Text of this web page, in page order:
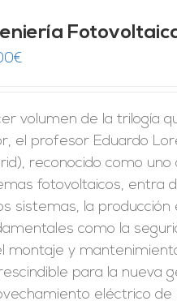
€
volumen de la trilogía
el profesor Eduardo
reconocido como
fotovoltaicos, entra
sistemas, la
como la
montaje y
para la nueva
eléctrico de